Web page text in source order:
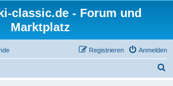
classic.de - Forum und
Marktplatz
Anmelden
Registrieren